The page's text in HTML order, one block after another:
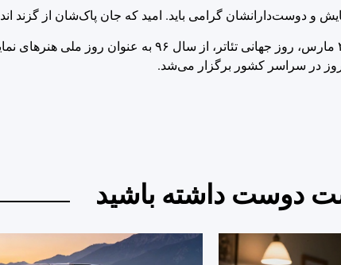
و دوست‌دارانشان گرامی باید. امید که جان پاک‌شان از گزند
در سراسر کشور برگزار می‌شد.
دوست داشته باشید